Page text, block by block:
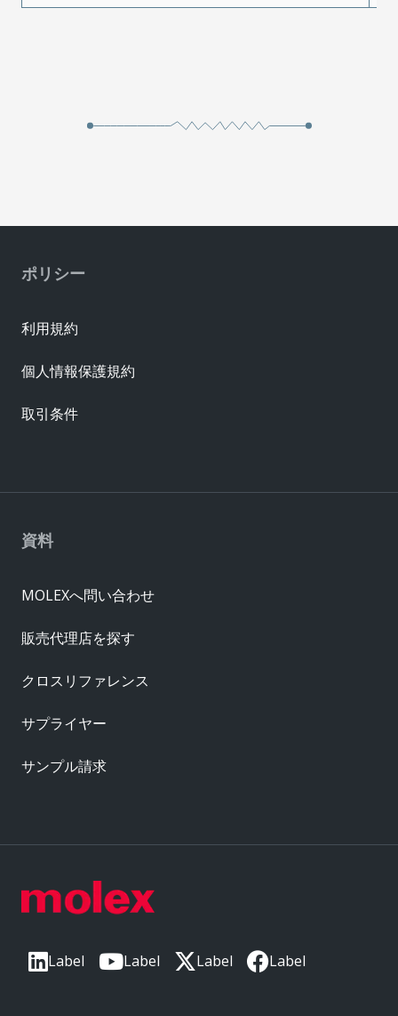
Label Label Label Label
資料
MOLEXへ問い合わせ
販売代理店を探す
クロスリファレンス
サプライヤー
サンプル請求
ポリシー
利用規約
個人情報保護規約
取引条件